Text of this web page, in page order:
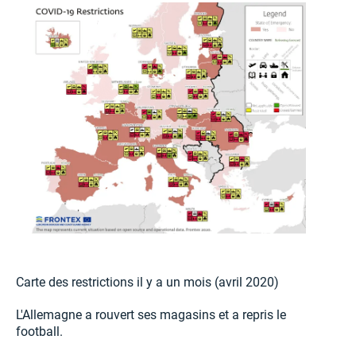
Carte des restrictions il y a un mois (avril 2020)
L'Allemagne a rouvert ses magasins et a repris le
football.